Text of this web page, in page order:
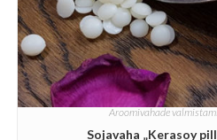
Aroomivahade
Sojavaha „Kerasoy